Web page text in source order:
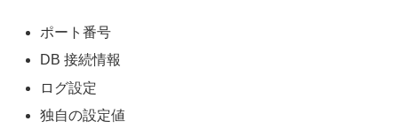
ポート番号
DB 接続情報
ログ設定
独自の設定値